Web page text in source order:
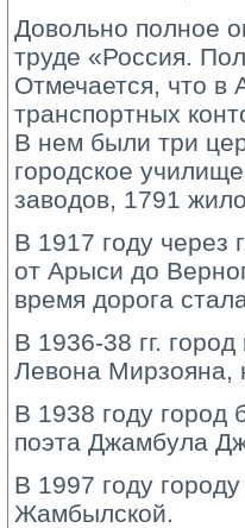
Довольно полное
труде «Россия.
Отмечается, что в
транспортных
В нем были три
городское
заводов, 1791
В 1917 году через
от Арыси до
время дорога
В 1936-38 гг.
Левона Мирзояна,
В 1938 году город
поэта Джамбула
В 1997 году
Жамбылской.